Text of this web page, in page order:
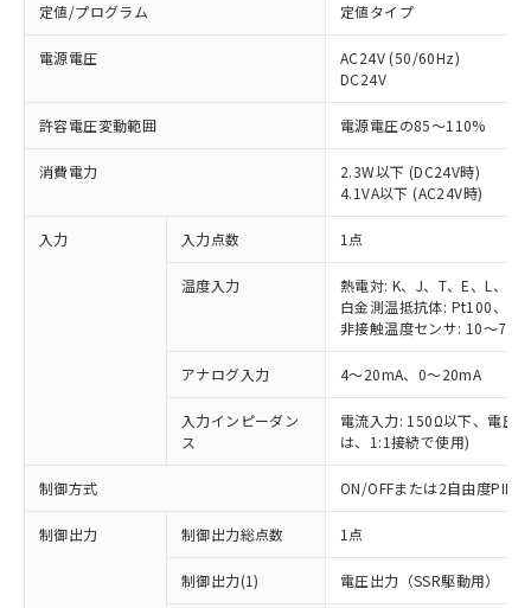
定値/プログラム 定値タイプ
電源電圧
AC24V (50/60Hz)
DC24V
許容電圧変動範囲 電源電圧の85～110%
消費電力
2.3W以下 (DC24V時)
4.1VA以下 (AC24V時)
入力 入力点数 1点
温度入力
熱電対: K、J、T、E、L、U
白金測温抵抗体: Pt100、
非接触温度センサ: 10～
アナログ入力 4～20mA、0～20mA
入力インピーダン
ス
電流入力: 150Ω以下、電圧
は、1:1接続で使用)
制御方式 ON/OFFまたは2自由度PID
制御出力 制御出力総点数 1点
制御出力(1) 電圧出力（SSR駆動用）